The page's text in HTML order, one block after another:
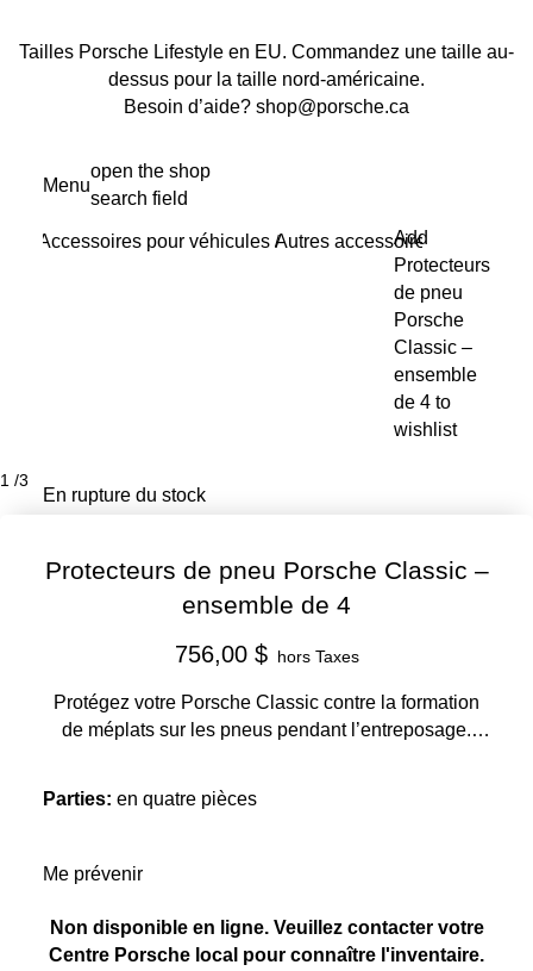
Tailles Porsche Lifestyle en EU. Commandez une taille au-
dessus pour la taille nord-américaine.
Besoin d’aide? shop@porsche.ca
principal
Menu
open the shop
search field
Accessoires pour véhicules /Autres accessoires pour
Add
Protecteurs
de pneu
Porsche
Classic –
ensemble
de 4 to
wishlist
1 /3
En rupture du stock
Protecteurs de pneu Porsche Classic –
ensemble de 4
756,00 $ hors Taxes
Protégez votre Porsche Classic contre la formation
de méplats sur les pneus pendant l’entreposage.
Parties: en quatre pièces
Me prévenir
Non disponible en ligne. Veuillez contacter votre
Centre Porsche local pour connaître l'inventaire.